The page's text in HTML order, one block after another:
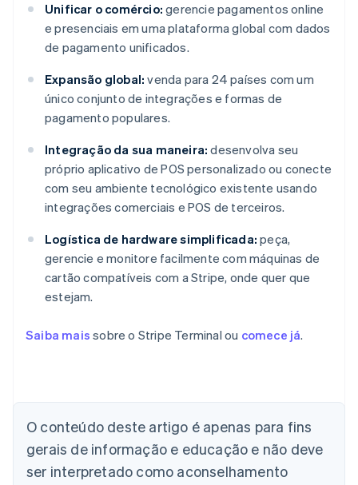
Unificar o comércio: gerencie pagamentos online
e presenciais em uma plataforma global com dados
de pagamento unificados.
Expansão global: venda para 24 países com um
único conjunto de integrações e formas de
pagamento populares.
Integração da sua maneira: desenvolva seu
próprio aplicativo de POS personalizado ou conecte
com seu ambiente tecnológico existente usando
integrações comerciais e POS de terceiros.
Logística de hardware simplificada: peça,
gerencie e monitore facilmente com máquinas de
cartão compatíveis com a Stripe, onde quer que
estejam.
Saiba mais sobre o Stripe Terminal ou comece já.
O conteúdo deste artigo é apenas para fins
gerais de informação e educação e não deve
ser interpretado como aconselhamento
Alemanha
DeutschEnglish
Austrália
English